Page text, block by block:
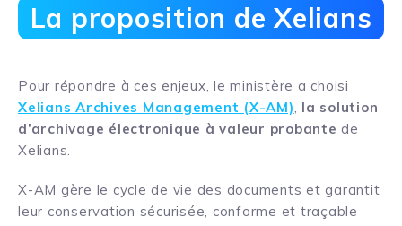
La proposition de Xelians
Pour répondre à ces enjeux, le ministère a choisi
Xelians Archives Management (X-AM), la solution
d’archivage électronique à valeur probante de
Xelians.
X-AM gère le cycle de vie des documents et garantit
leur conservation sécurisée, conforme et traçable